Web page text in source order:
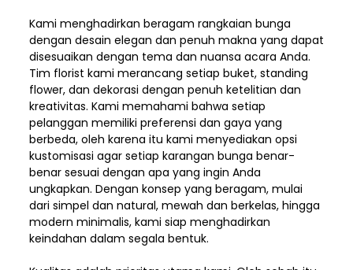
Kami menghadirkan beragam rangkaian bunga
dengan desain elegan dan penuh makna yang dapat
disesuaikan dengan tema dan nuansa acara Anda.
Tim florist kami merancang setiap buket, standing
flower, dan dekorasi dengan penuh ketelitian dan
kreativitas. Kami memahami bahwa setiap
pelanggan memiliki preferensi dan gaya yang
berbeda, oleh karena itu kami menyediakan opsi
kustomisasi agar setiap karangan bunga benar-
benar sesuai dengan apa yang ingin Anda
ungkapkan. Dengan konsep yang beragam, mulai
dari simpel dan natural, mewah dan berkelas, hingga
modern minimalis, kami siap menghadirkan
keindahan dalam segala bentuk.